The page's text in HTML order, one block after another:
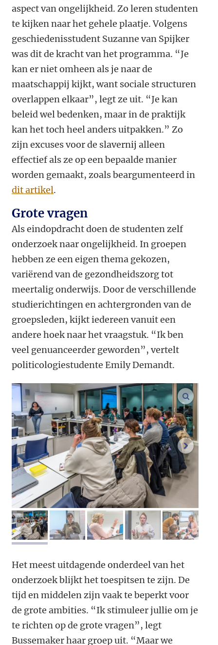
aspect van ongelijkheid. Zo leren studenten
te kijken naar het gehele plaatje. Volgens
geschiedenisstudent Suzanne van Spijker
was dit de kracht van het programma. “Je
kan er niet omheen als je naar de
maatschappij kijkt, want sociale structuren
overlappen elkaar”, legt ze uit. “Je kan
beleid wel bedenken, maar in de praktijk
kan het toch heel anders uitpakken.” Zo
zijn excuses voor de slavernij alleen
effectief als ze op een bepaalde manier
worden gemaakt, zoals beargumenteerd in
dit artikel.
Grote vragen
Als eindopdracht doen de studenten zelf
onderzoek naar ongelijkheid. In groepen
hebben ze een eigen thema gekozen,
variërend van de gezondheidszorg tot
meertalig onderwijs. Door de verschillende
studierichtingen en achtergronden van de
groepsleden, kijkt iedereen vanuit een
andere hoek naar het vraagstuk. “Ik ben
veel genuanceerder geworden”, vertelt
politicologiestudente Emily Demandt.
afbeelding 1afbeelding 2afbeelding 3afbeelding 4
Het meest uitdagende onderdeel van het
onderzoek blijkt het toespitsen te zijn. De
tijd en middelen zijn vaak te beperkt voor
de grote ambities. “Ik stimuleer jullie om je
te richten op de grote vragen”, legt
Bussemaker haar groep uit. “Maar we